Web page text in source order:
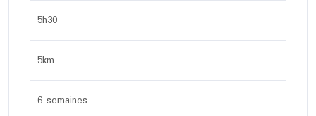
5h30
5km
6 semaines